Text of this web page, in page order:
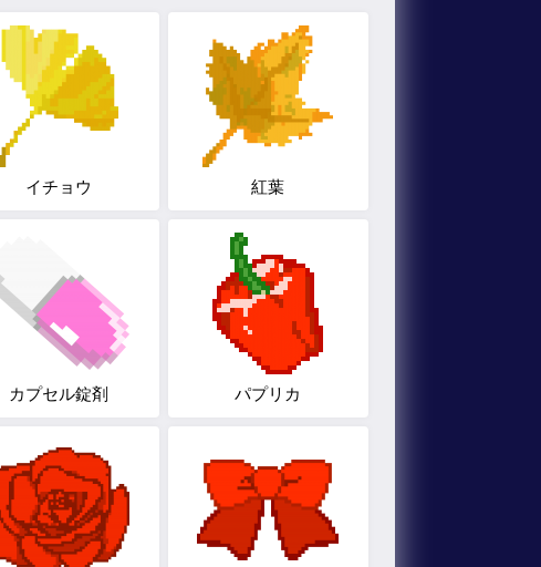
イチョウ 紅葉
カプセル錠剤 パプリカ